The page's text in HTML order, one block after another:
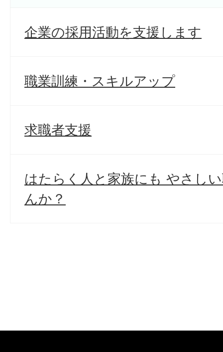
企業の採用活動を支援します
職業訓練・スキルアップ
求職者支援
はたらく人と家族にも やさし
んか？